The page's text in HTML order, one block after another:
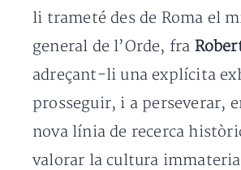
li trameté des de Roma el
general de l’Orde, fra
adreçant-li una explícita
prosseguir, i a perseverar,
nova línia de recerca
valorar la cultura